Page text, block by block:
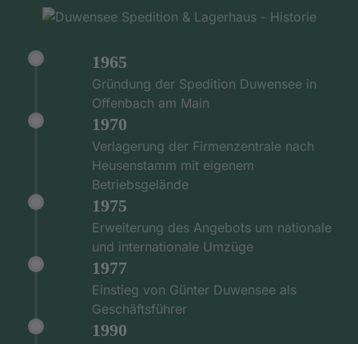
1965
Gründung der Spedition Duwensee in
Offenbach am Main
1970
Verlagerung der Firmenzentrale nach
Heusenstamm mit eigenem
Betriebsgelände
1975
Erweiterung des Angebots um nationale
und internationale Umzüge
1977
Einstieg von Günter Duwensee als
Geschäftsführer
1990